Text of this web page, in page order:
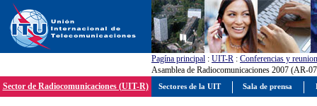
Pagína principal : UIT-R : Conferencias y
Asamblea de Radiocomunicaciones 2007 (AR-
Sector de Radiocomunicaciones (UIT-R)
Sectores de la UIT Sala de prensa